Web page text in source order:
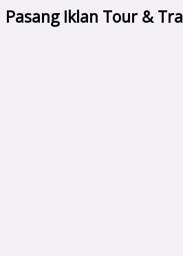
Pasang Iklan Tour &